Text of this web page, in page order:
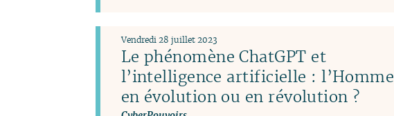
Le phénomène ChatGPT et
l’intelligence artificielle : l’Homme
en évolution ou en révolution ?
Vendredi 28 juillet 2023